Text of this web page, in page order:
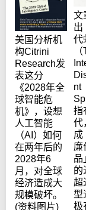
美国分析机
构Citrini
Research发
表这分
《2028年全
球智能危
机》，设想
人工智能
（AI）如何
在两年后的
2028年6
月，对全球
经济造成大
规模破坏。
(资料图片)
文
出
代
nt
指
代
成
廉
品
的
超
型
极